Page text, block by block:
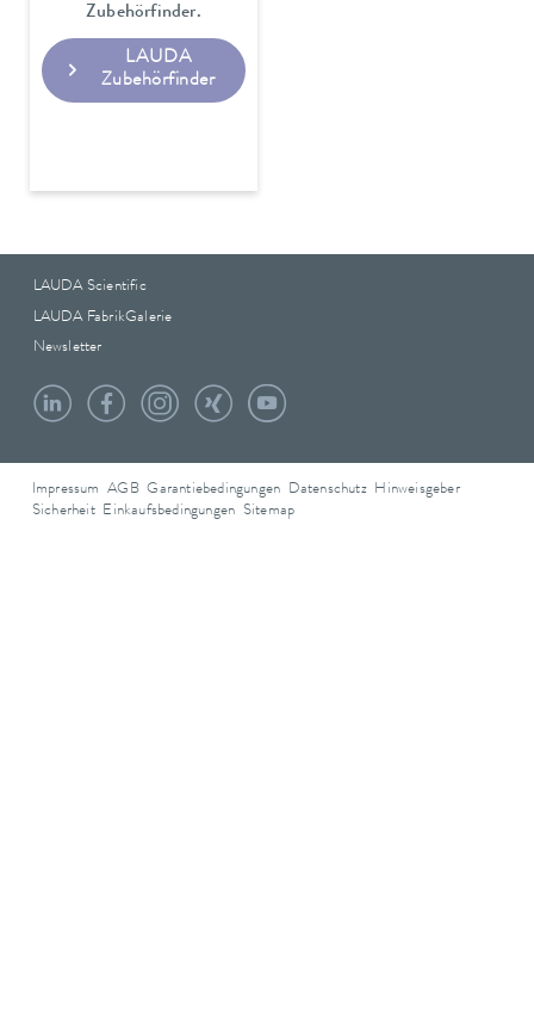
Zubehörfinder.
LAUDA
Zubehörfinder
LAUDA Scientific
LAUDA FabrikGalerie
Newsletter
Impressum AGB Garantiebedingungen Datenschutz Hinweisgeber
Sicherheit Einkaufsbedingungen Sitemap